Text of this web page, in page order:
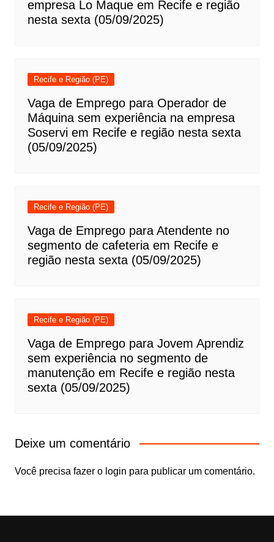
empresa Lo Maque em Recife e região
nesta sexta (05/09/2025)
Recife e Região (PE)
Vaga de Emprego para Operador de
Máquina sem experiência na empresa
Soservi em Recife e região nesta sexta
(05/09/2025)
Recife e Região (PE)
Vaga de Emprego para Atendente no
segmento de cafeteria em Recife e
região nesta sexta (05/09/2025)
Recife e Região (PE)
Vaga de Emprego para Jovem Aprendiz
sem experiência no segmento de
manutenção em Recife e região nesta
sexta (05/09/2025)
Deixe um comentário
Você precisa fazer o login para publicar um comentário.